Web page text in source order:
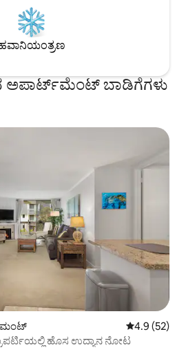
ಅಪಾರ್ಟ್‌ಮೆಂಟ್ ಬಾಡಿಗೆಗಳು
5 ರಲ್ಲಿ 4.9
4.9 (52)
ಹೊಸ ಉದ್ಯಾನ ನೋಟ